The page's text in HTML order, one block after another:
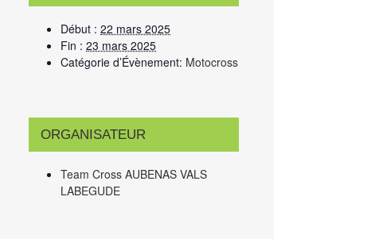
Début : 22 mars 2025
Fin : 23 mars 2025
Catégorie d’Évènement: Motocross
ORGANISATEUR
Team Cross AUBENAS VALS
LABEGUDE